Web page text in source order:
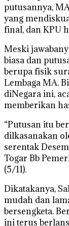
putusannya,
yang
final, dan KPU
Meski
biasa dan
berupa fisik
Lembaga MA.
diNegara ini,
memberikan
“Putusan itu
dilkasanakan
serentak
Togar Bb
(5/11).
Dikatakanya,
mudah dan
bersengketa.
ini terus